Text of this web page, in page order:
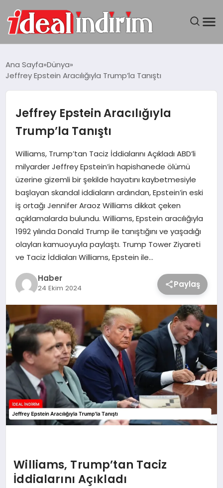
BILGISAYAR
DÜNYA
SEYAHAT
TEKNOLOJI
YAŞAM
Ana Sayfa Dünya
Jeffrey Epstein Aracılığıyla Trump’la Tanıştı
Jeffrey Epstein Aracılığıyla
Trump’la Tanıştı
Williams, Trump’tan Taciz İddialarını Açıkladı ABD’li
milyarder Jeffrey Epstein’in hapishanede ölümü
üzerine gizemli bir şekilde hayatını kaybetmesiyle
başlayan skandal iddiaların ardından, Epstein’in eski
iş ortağı Jennifer Araoz Williams dikkat çeken
açıklamalarda bulundu. Williams, Epstein aracılığıyla
1992 yılında Donald Trump ile tanıştığını ve yaşadığı
olayları kamuoyuyla paylaştı. Trump Tower Ziyareti
ve Taciz İddiaları Williams, Epstein ile…
Haber
24 Ekim 2024 Paylaş
Williams, Trump’tan Taciz
İddialarını Açıkladı